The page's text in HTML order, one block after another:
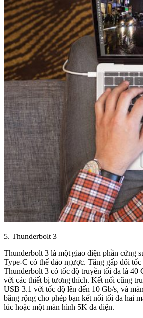
5. Thunderbolt 3
Thunderbolt 3 là một giao diện phần cứng
Type-C có thể đảo ngược. Tăng gấp đôi
Thunderbolt 3 có tốc độ truyền tối đa là 40
với các thiết bị tương thích. Kết nối cũng
USB 3.1 với tốc độ lên đến 10 Gb/s, và
băng rộng cho phép bạn kết nối tối đa hai
lúc hoặc một màn hình 5K đa diện.